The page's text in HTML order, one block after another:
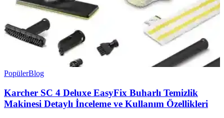
PopülerBlog
Karcher SC 4 Deluxe EasyFix Buharlı Temizlik
Makinesi Detaylı İnceleme ve Kullanım Özellikleri